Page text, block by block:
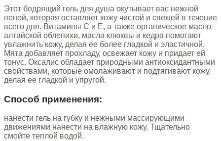
Этот бодрящий гель для душа окутывает вас нежной
пеной, которая оставляет кожу чистой и свежей в течение
всего дня. Витамины C и E, а также органическое масло
алтайской облепихи, масла клюквы и кедра помогают
увлажнить кожу, делая ее более гладкой и эластичной.
Мята добавляет прохладу, освежает кожу и придает ей
тонус. Оксалис обладает природными антиоксидантными
свойствами, которые омолаживают и подтягивают кожу,
делая ее гладкой и упругой.
Способ применения:
нанести гель на губку и нежными массирующими
движениями нанести на влажную кожу. Тщательно
смойте теплой водой.